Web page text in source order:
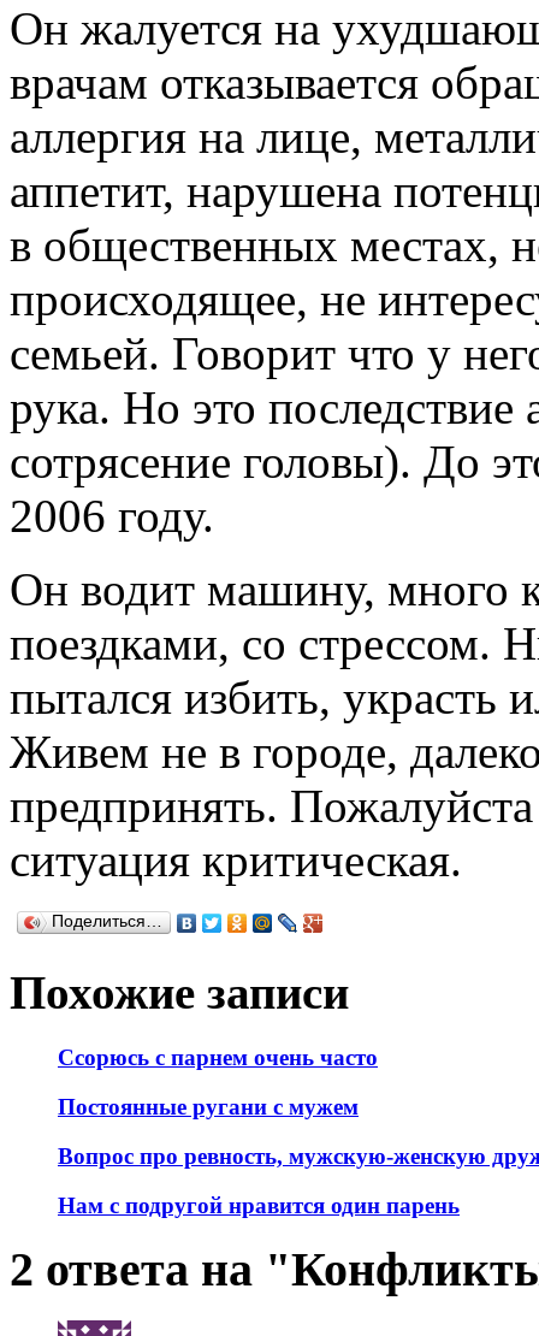
Он жалуется на
врачам отказывается
аллергия на лице,
аппетит, нарушена
в общественных местах,
происходящее, не
семьей. Говорит что у
рука. Но это
сотрясение головы). До
2006 году.
Он водит машину, много
поездками, со стрессом.
пытался избить, украсть
Живем не в городе,
предпринять.
ситуация критическая.
Поделиться…
Похожие записи
Ссорюсь с парнем очень часто
Постоянные ругани с мужем
Вопрос про ревность, мужскую-женскую
Нам с подругой нравится один парень
2 ответа на